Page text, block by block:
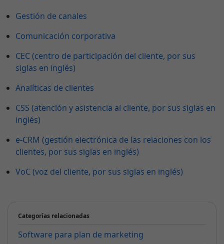
Gestión de canales
Comunicación corporativa
CEC (centro de participación del cliente, por sus
siglas en inglés)
Analíticas de clientes
CSS (atención y asistencia al cliente, por sus siglas en
inglés)
e-CRM (gestión electrónica de las relaciones con los
clientes, por sus siglas en inglés)
VoC (voz del cliente, por sus siglas en inglés)
Categorías relacionadas
Software para plan de marketing